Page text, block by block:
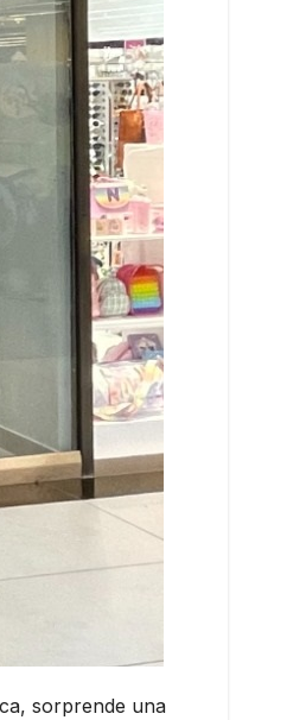
sorprende una